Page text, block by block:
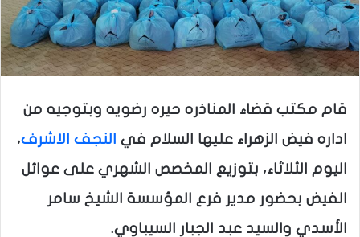
قام مكتب قضاء المناذره حيره رضويه وبتوجيه من
اداره فيض الزهراء عليها السلام في النجف الاشرف،
اليوم الثلاثاء، بتوزيع المخصص الشهري على عوائل
الفيض بحضور مدير فرع المؤسسة الشيخ سامر
الأسدي والسيد عبد الجبار السيباوي.